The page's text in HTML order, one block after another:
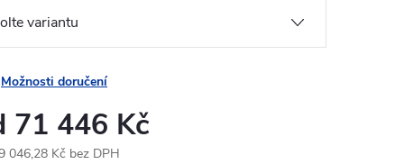
Možnosti doručení
71 446 Kč
046,28 Kč bez DPH